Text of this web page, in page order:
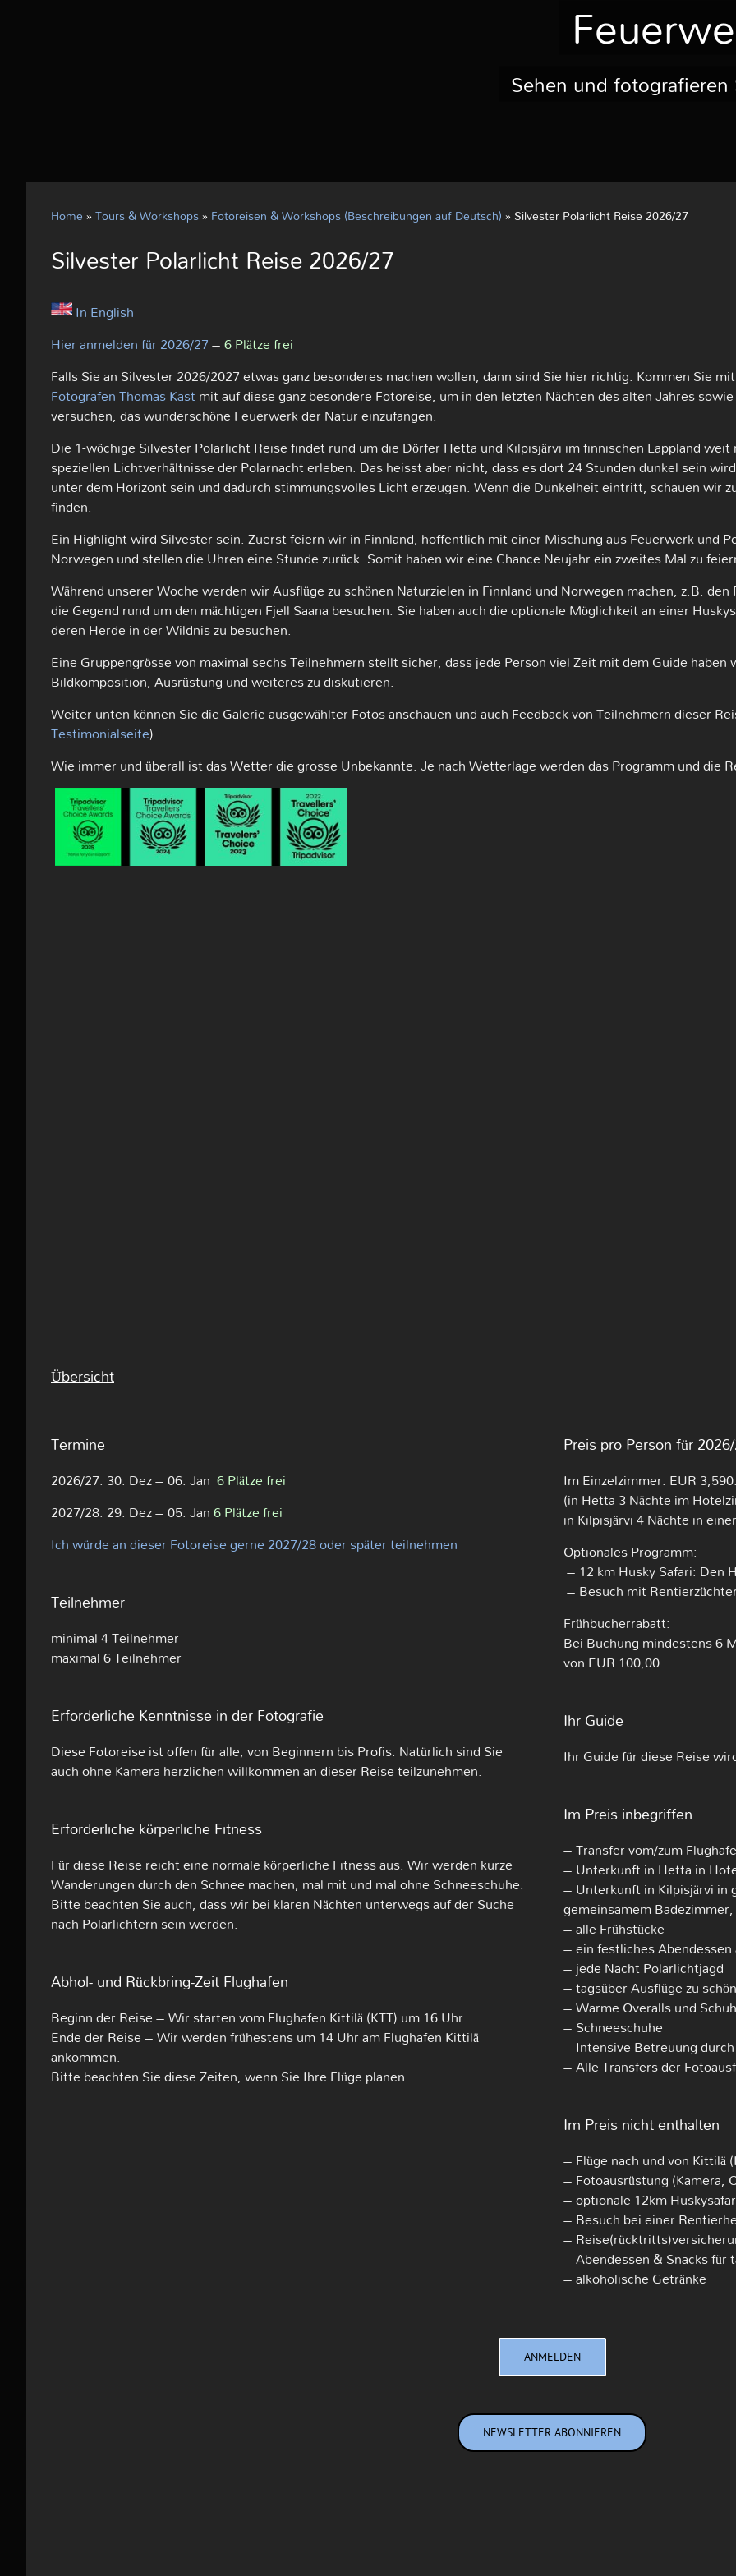
Sehen und
Home»Tours & Workshops»Fotoreisen & Workshops (Beschreibungen auf Deutsch)»Silvester Polarlicht Reise 2026/27
Silvester Polarlicht Reise 2026/27
In English
Hier anmelden für 2026/27–6 Plätze frei
Falls Sie an Silvester 2026/2027 etwas ganz besonderes machen wollen, dann sind Sie hier richtig. Kommen Sie
FotografenThomas Kastmit auf diese ganz besondere Fotoreise, um in den letzten Nächten des alten Jahres
versuchen, das wunderschöne Feuerwerk der Natur einzufangen.
Die 1-wöchige Silvester Polarlicht Reise findet rund um die Dörfer Hetta und Kilpisjärvi im finnischen Lappland
speziellen Lichtverhältnisse der Polarnacht erleben. Das heisst aber nicht, dass es dort 24 Stunden dunkel sein
unter dem Horizont sein und dadurch stimmungsvolles Licht erzeugen. Wenn die Dunkelheit eintritt, schauen wir
finden.
Ein Highlight wird Silvester sein. Zuerst feiern wir in Finnland, hoffentlich mit einer Mischung aus Feuerwerk und
Norwegen und stellen die Uhren eine Stunde zurück. Somit haben wir eine Chance Neujahr ein zweites Mal zu
Während unserer Woche werden wir Ausflüge zu schönen Naturzielen in Finnland und Norwegen machen, z.B.
die Gegend rund um den mächtigen Fjell Saana besuchen. Sie haben auch die optionale Möglichkeit an einer
deren Herde in der Wildnis zu besuchen.
Eine Gruppengrösse von maximal sechs Teilnehmern stellt sicher, dass jede Person viel Zeit mit dem Guide
Bildkomposition, Ausrüstung und weiteres zu diskutieren.
Weiter unten können Sie die Galerie ausgewählter Fotos anschauen und auch Feedback von Teilnehmern dieser
Testimonialseite).
Wie immer und überall ist das Wetter die grosse Unbekannte. Je nach Wetterlage werden das Programm und die
Übersicht
Termine
2026/27: 30. Dez – 06. Jan 6 Plätze frei
2027/28: 29. Dez – 05. Jan6 Plätze frei
Ich würde an dieser Fotoreise gerne 2027/28 oder später teilnehmen
Teilnehmer
minimal 4 Teilnehmer
maximal 6 Teilnehmer
Erforderliche Kenntnisse in der Fotografie
Diese Fotoreise ist offen für alle, von Beginnern bis Profis. Natürlich sind Sie
auch ohne Kamera herzlichen willkommen an dieser Reise teilzunehmen.
Erforderliche körperliche Fitness
Für diese Reise reicht eine normale körperliche Fitness aus. Wir werden kurze
Wanderungen durch den Schnee machen, mal mit und mal ohne Schneeschuhe.
Bitte beachten Sie auch, dass wir bei klaren Nächten unterwegs auf der Suche
nach Polarlichtern sein werden.
Abhol- und Rückbring-Zeit Flughafen
Beginn der Reise – Wir starten vom Flughafen Kittilä (KTT) um 16 Uhr.
Ende der Reise – Wir werden frühestens um 14 Uhr am Flughafen Kittilä
ankommen.
Bitte beachten Sie diese Zeiten, wenn Sie Ihre Flüge planen.
Preis pro Person für
Im Einzelzimmer: EUR
(in Hetta 3 Nächte im
in Kilpisjärvi 4 Nächte in
Optionales Programm:
– 12 km Husky Safari: Den
– Besuch mit
Frühbucherrabatt:
Bei Buchung mindestens 6
von EUR 100,00.
Ihr Guide
Ihr Guide für diese Reise
Im Preis inbegriffen
– Transfer vom/zum
– Unterkunft in Hetta in
– Unterkunft in Kilpisjärvi in
gemeinsamem
– alle Frühstücke
– ein festliches
– jede Nacht Polarlichtjagd
– tagsüber Ausflüge zu
– Warme Overalls und
– Schneeschuhe
– Intensive Betreuung
– Alle Transfers der
Im Preis nicht enthalten
– Flüge nach und von Kittilä
– Fotoausrüstung
– optionale 12km
– Besuch bei einer
–
– Abendessen & Snacks für
– alkoholische Getränke
ANMELDEN
NEWSLETTER ABONNIEREN